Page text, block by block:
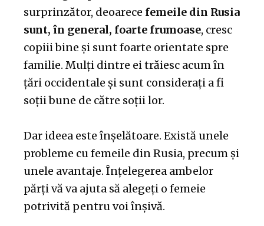
surprinzător, deoarece femeile din Rusia
sunt, în general, foarte frumoase, cresc
copiii bine și sunt foarte orientate spre
familie. Mulți dintre ei trăiesc acum în
țări occidentale și sunt considerați a fi
soții bune de către soții lor.
Dar ideea este înșelătoare. Există unele
probleme cu femeile din Rusia, precum și
unele avantaje. Înțelegerea ambelor
părți vă va ajuta să alegeți o femeie
potrivită pentru voi înșivă.